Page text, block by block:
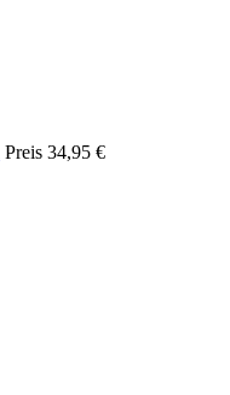
Preis 34,95 €